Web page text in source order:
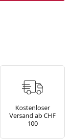
Kostenloser
Versand ab CHF
100